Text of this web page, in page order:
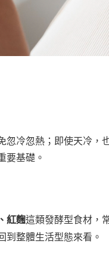
忽冷忽熱；即使天冷，
要基礎。
紅麴這類發酵型食材，
到整體生活型態來看。